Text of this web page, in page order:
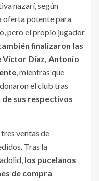
nazarí, según
oferta potente para
pero el propio jugador
finalizaron las
Víctor Díaz, Antonio
, mientras que
el club tras
de sus respectivos
ventas de
Tras la
los pucelanos
de compra